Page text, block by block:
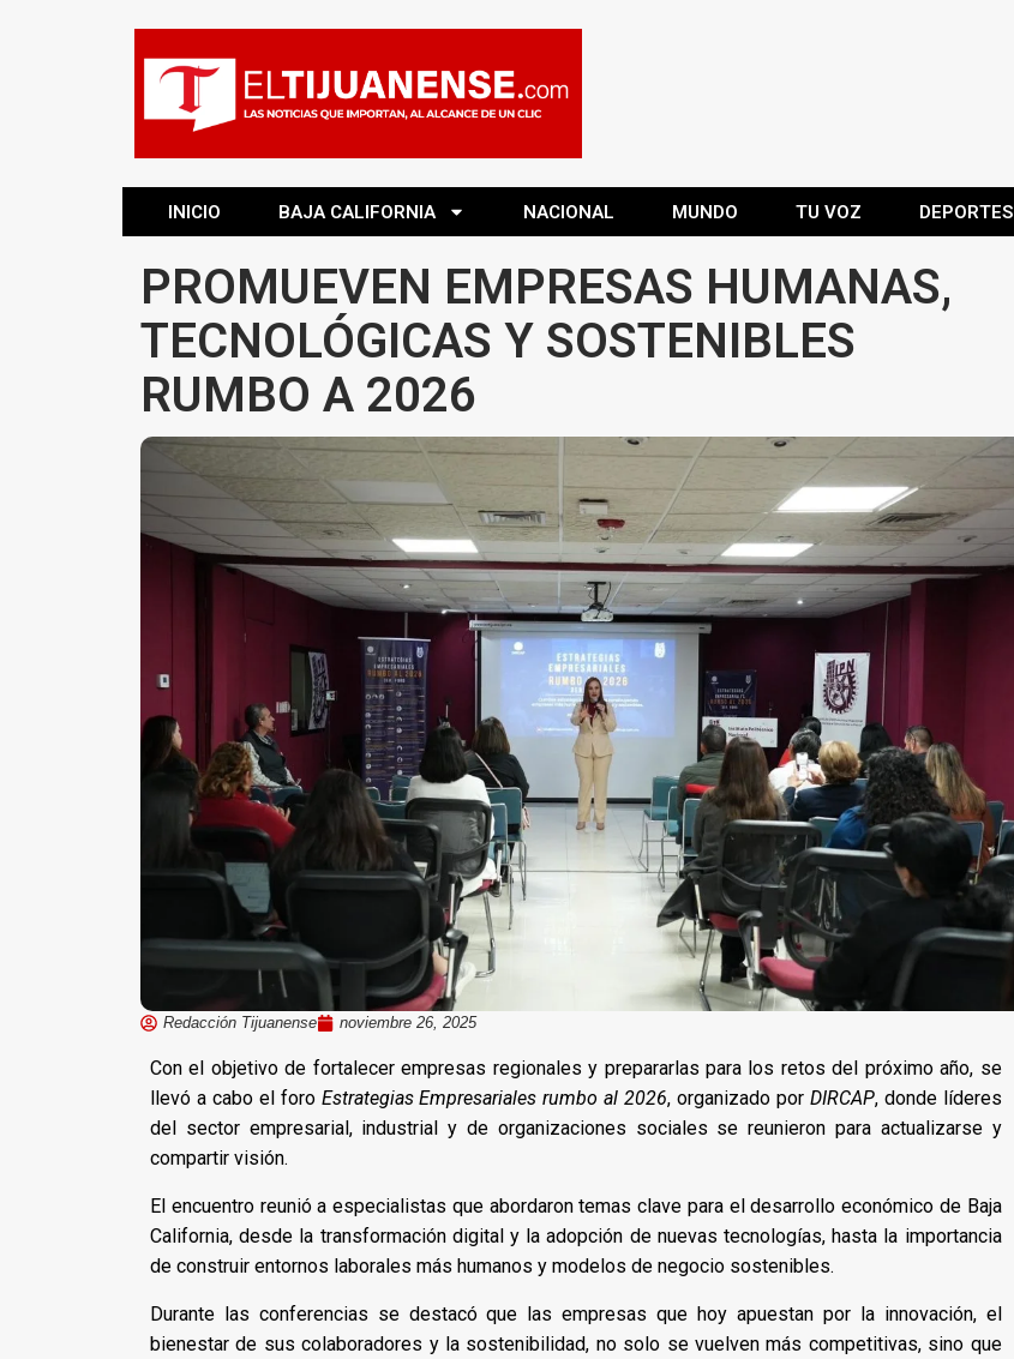
INICIO BAJA CALIFORNIA NACIONAL MUNDO TU VOZ DEPORTES
PROMUEVEN EMPRESAS HUMANAS,
TECNOLÓGICAS Y SOSTENIBLES
RUMBO A 2026
Redacción Tijuanense noviembre 26, 2025
Con el objetivo de fortalecer empresas regionales y prepararlas para los retos del próximo año, se
llevó a cabo el foro Estrategias Empresariales rumbo al 2026, organizado por DIRCAP, donde líderes
del sector empresarial, industrial y de organizaciones sociales se reunieron para actualizarse y
compartir visión.
El encuentro reunió a especialistas que abordaron temas clave para el desarrollo económico de Baja
California, desde la transformación digital y la adopción de nuevas tecnologías, hasta la importancia
de construir entornos laborales más humanos y modelos de negocio sostenibles.
Durante las conferencias se destacó que las empresas que hoy apuestan por la innovación, el
bienestar de sus colaboradores y la sostenibilidad, no solo se vuelven más competitivas, sino que